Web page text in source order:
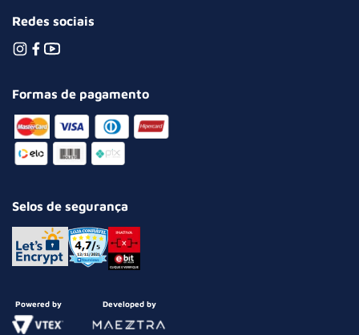
Redes sociais
Formas de pagamento
Selos de segurança
Powered by Developed by